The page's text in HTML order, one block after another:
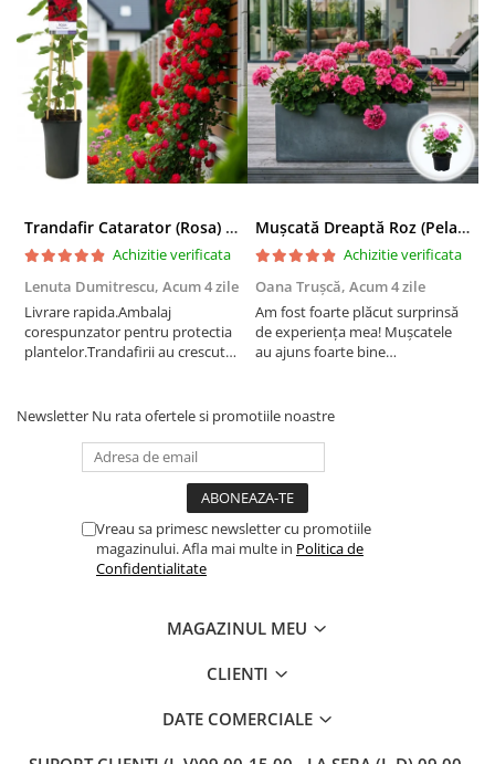
Trandafir Catarator (Rosa) Red Climber - 75cm
Achizitie verificata
Lenuta Dumitrescu, Acum 4 zile
Livrare rapida.Ambalaj
corespunzator pentru protectia
plantelor.Trandafirii au crescut
Mușcată Dreaptă Roz (Pelargonium Zonale)
Achizitie verificata
Oana Trușcă, Acum 4 zile
Am fost foarte plăcut surprinsă
de experiența mea! Mușcatele
au ajuns foarte bine
transportului. Se vede că au fost
Newsletter Nu rata ofertele si promotiile noastre
Vreau sa primesc newsletter cu promotiile
magazinului. Afla mai multe in Politica de
Confidentialitate
MAGAZINUL MEU
CLIENTI
DATE COMERCIALE